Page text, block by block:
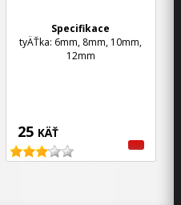
25 KÄŤ
Specifikace
tyÄŤka: 6mm, 8mm, 10mm,
12mm